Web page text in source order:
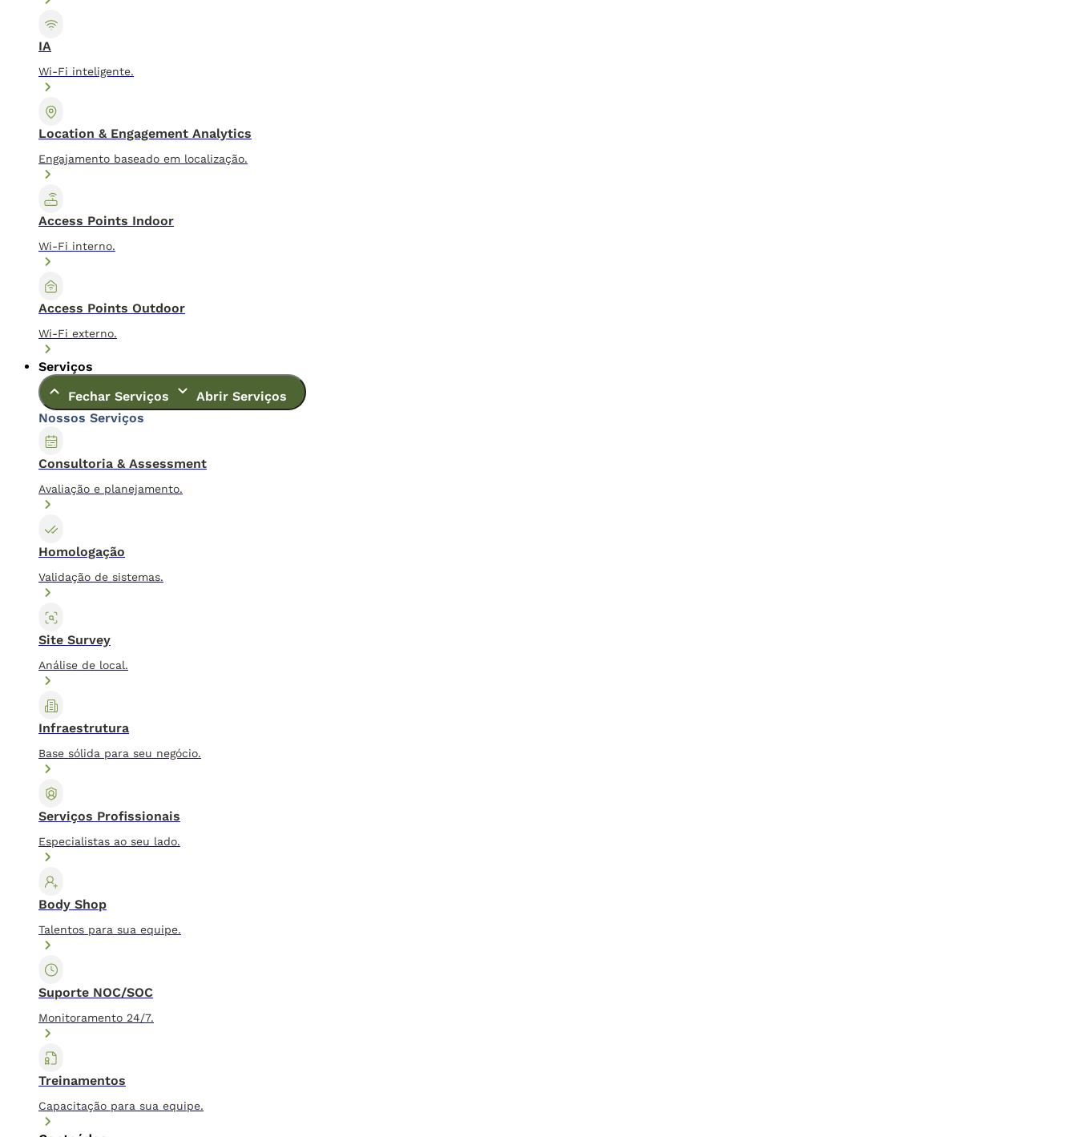
IA
Wi-Fi inteligente.
Location & Engagement Analytics
Engajamento baseado em localização.
Access Points Indoor
Wi-Fi interno.
Access Points Outdoor
Wi-Fi externo.
Serviços
Fechar Serviços
Abrir Serviços
Nossos Serviços
Consultoria & Assessment
Avaliação e planejamento.
Homologação
Validação de sistemas.
Site Survey
Análise de local.
Infraestrutura
Base sólida para seu negócio.
Serviços Profissionais
Especialistas ao seu lado.
Body Shop
Talentos para sua equipe.
Suporte NOC/SOC
Monitoramento 24/7.
Treinamentos
Capacitação para sua equipe.